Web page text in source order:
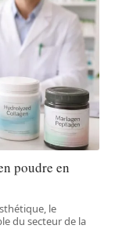
poudre en
le
du secteur de la